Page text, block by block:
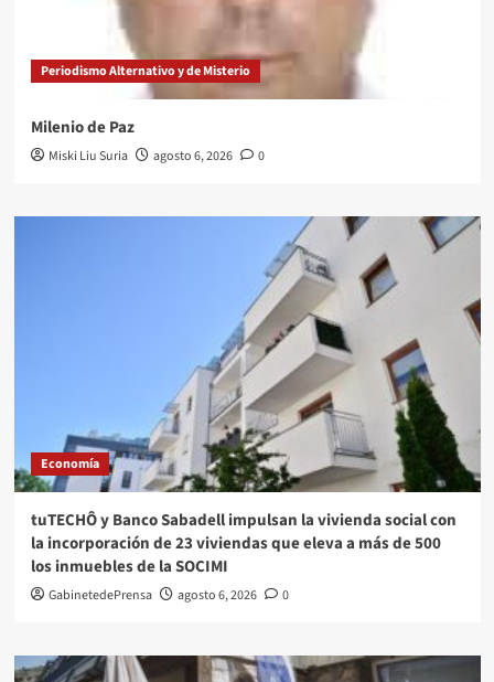
Periodismo Alternativo y de Misterio
Milenio de Paz
Miski Liu Suria agosto 6, 2026 0
Economía
tuTECHÔ y Banco Sabadell impulsan la vivienda social con
la incorporación de 23 viviendas que eleva a más de 500
los inmuebles de la SOCIMI
GabinetedePrensa agosto 6, 2026 0